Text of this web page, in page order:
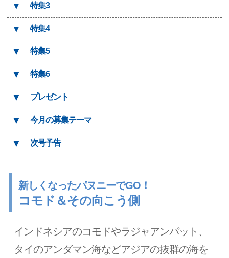
▼ 特集3
▼ 特集4
▼ 特集5
▼ 特集6
▼ プレゼント
▼ 今月の募集テーマ
▼ 次号予告
新しくなったパヌニーでGO！
コモド＆その向こう側
インドネシアのコモドやラジャアンパット、
タイのアンダマン海などアジアの抜群の海を